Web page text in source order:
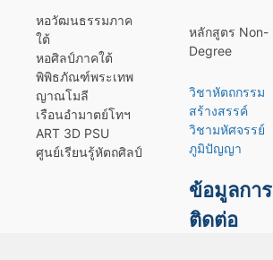
หอวัฒนธรรมภาค
ใต้
หอศิลป์ภาคใต้
พิพิธภัณฑ์พระเทพ
ญาณโมลี
เรือนอำมาตย์โทฯ
ART 3D PSU
ศูนย์เรียนรู้หัตถศิลป์
หลักสูตร Non-
Degree
วิชาหัตถกรรม
สร้างสรรค์
วิชามหัศจรรย์
ภูมิปัญญา
ข้อมูลการ
ติดต่อ